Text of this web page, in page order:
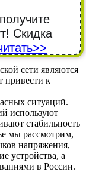
Cкидка
сети являются
привести к
ситуаций.
используют
стабильность
мы рассмотрим,
напряжения,
устройства, а
в России.